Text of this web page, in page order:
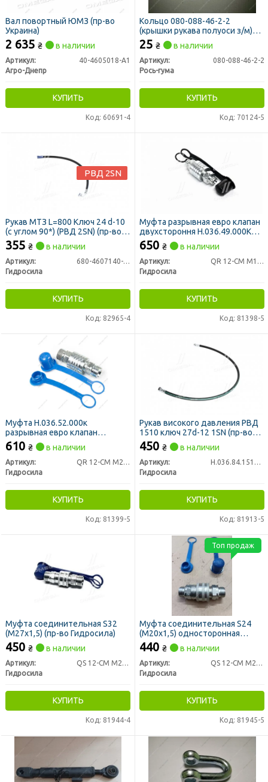
Вал повортный ЮМЗ (пр-во
Украина)
2 635 ₴ в наличии
Артикул:
40-4605018-А1
Агро-Днепр
КУПИТЬ
Код: 60691-4
Кольцо 080-088-46-2-2
(крышки рукава полуоси з/м)
(пр-во Рось-Гума)
25 ₴ в наличии
Артикул:
080-088-46-2-2
Рось-гума
КУПИТЬ
Код: 70124-5
Рукав МТЗ L=800 Ключ 24 d-10
(с углом 90*) (РВД 2SN) (пр-во
Гидросила)
355 ₴ в наличии
Артикул:
680-4607140-06
Гидросила
КУПИТЬ
Код: 82965-4
РВД 2SN
Муфта разрывная евро клапан
двухстороння Н.036.49.000К
S22 (М18х1,5) (пр-во
Гидросила)
650 ₴ в наличии
Артикул:
QR 12-CM M18x1,5
Гидросила
КУПИТЬ
Код: 81398-5
Муфта Н.036.52.000к
разрывная евро клапан
двухстороння S32 (М27х1,5)
(пр-во Гидросила)
610 ₴ в наличии
Артикул:
QR 12-CM M27x1,5
Гидросила
КУПИТЬ
Код: 81399-5
Рукав високого давления РВД
1510 ключ 27d-12 1SN (пр-во
Гидросила)
450 ₴ в наличии
Артикул:
Н.036.84.1510 1SN
Гидросила
КУПИТЬ
Код: 81913-5
Муфта соединительная S32
(М27х1,5) (пр-во Гидросила)
450 ₴ в наличии
Артикул:
QS 12-CM M27x1,5
Гидросила
КУПИТЬ
Код: 81944-4
Муфта соединительная S24
(М20х1,5) односторонная
(аналог Н.036.50.110К) (пр-во
Гидросила)
440 ₴ в наличии
Артикул:
QS 12-CM M20x1,5
Гидросила
КУПИТЬ
Код: 81945-5
Топ продаж